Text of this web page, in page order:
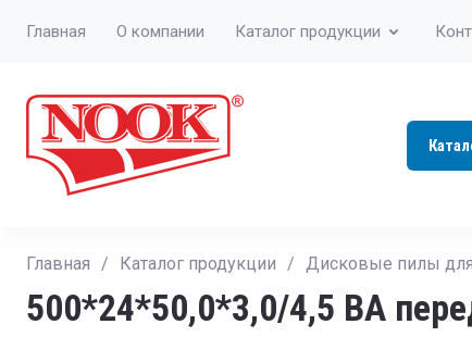
Главная О компании Каталог продукции
Главная / Каталог продукции / Дисковые пилы
500*24*50,0*3,0/4,5 ВА